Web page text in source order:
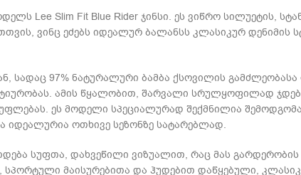
Lee Slim Fit Blue Rider ჯინსი. ეს ვიწრო სილუეტის,
ვინც ეძებს იდეალურ ბალანსს კლასიკურ
სადაც 97% ნატურალური ბამბა ქსოვილის
ამის წყალობით, შარვალი სრულყოფილად
ეს მოდელი სპეციალურად შექმნილია
ოთხივე სეზონზე სატარებლად.
სუფთა, დახვეწილი ვიზუალით, რაც მას
მაისურებითა და ჰუდებით დაწყებული,